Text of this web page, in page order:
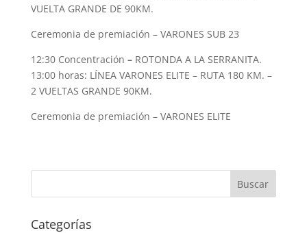
VUELTA GRANDE DE 90KM.
Ceremonia de premiación – VARONES SUB 23
12:30 Concentración – ROTONDA A LA SERRANITA.
13:00 horas: LÍNEA VARONES ELITE – RUTA 180 KM. –
2 VUELTAS GRANDE 90KM.
Ceremonia de premiación – VARONES ELITE
Categorías